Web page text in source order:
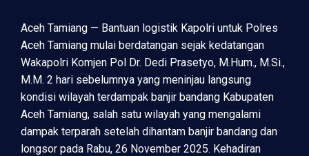
Aceh Tamiang — Bantuan logistik Kapolri untuk Polres
Aceh Tamiang mulai berdatangan sejak kedatangan
Wakapolri Komjen Pol Dr. Dedi Prasetyo, M.Hum., M.Si.,
M.M. 2 hari sebelumnya yang meninjau langsung
kondisi wilayah terdampak banjir bandang Kabupaten
Aceh Tamiang, salah satu wilayah yang mengalami
dampak terparah setelah dihantam banjir bandang dan
longsor pada Rabu, 26 November 2025. Kehadiran